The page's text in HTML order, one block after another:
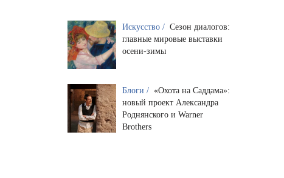
Искусство / Сезон диалогов:
главные мировые выставки
осени-зимы
Блоги / «Охота на Саддама»:
новый проект Александра
Роднянского и Warner
Brothers